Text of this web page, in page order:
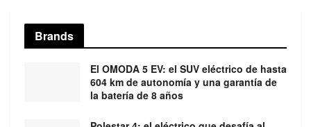
Brands
El OMODA 5 EV: el SUV eléctrico de hasta
604 km de autonomía y una garantía de
la batería de 8 años